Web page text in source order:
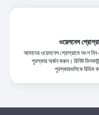
ওয়েলনেস
আমাদের ওয়েলনেস প্রোগ্রামে অংশ
পুরস্কার অর্জন করুন। রিনিউ
পুরস্কারগুলিকে রিডিম